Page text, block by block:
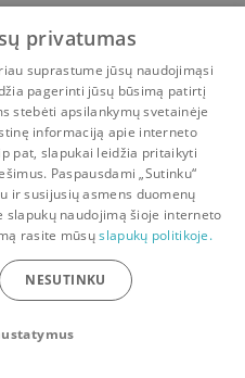
Pranešimai Paskyra
patogiau!
privatumas
suprastume jūsų naudojimąsi
pagerinti jūsų būsimą patirtį
stebėti apsilankymų svetainėje
informaciją apie interneto
pat, slapukai leidžia pritaikyti
Paspausdami „Sutinku“
ir susijusių asmens duomenų
naudojimą šioje interneto
rasite mūsųslapukų politikoje.
NESUTINKU